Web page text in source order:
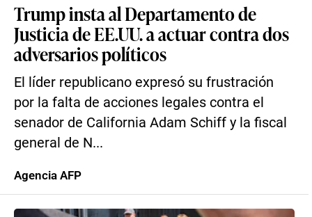
Trump insta al Departamento de
Justicia de EE.UU. a actuar contra dos
adversarios políticos
El líder republicano expresó su frustración
por la falta de acciones legales contra el
senador de California Adam Schiff y la fiscal
general de N...
Agencia AFP